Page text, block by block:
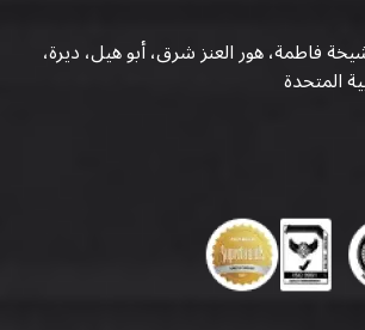
الشيخة فاطمة، هور العنز شرق، أبو هيل، ديرة،
المتحدة